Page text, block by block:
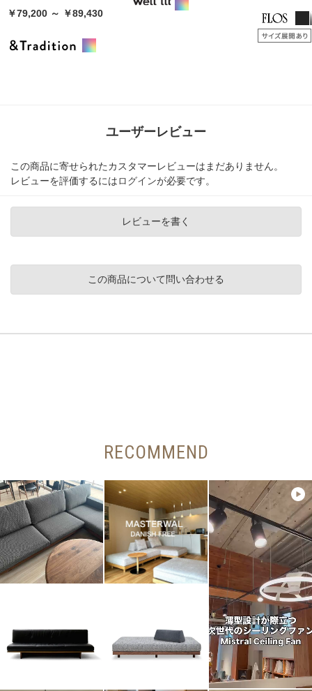
￥79,200 ～ ￥89,430
ユーザーレビュー
この商品に寄せられたカスタマーレビューはまだありません。
レビューを評価するにはログインが必要です。
レビューを書く
この商品について問い合わせる
RECOMMEND